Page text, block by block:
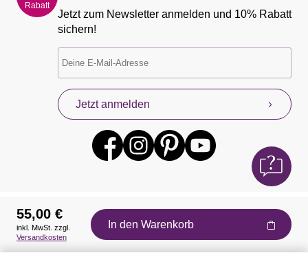
Rabatt
Jetzt zum Newsletter anmelden und 10% Rabatt
sichern!
Jetzt anmelden
Auszeichnungen
55,00 €
inkl. MwSt. zzgl.
Versandkosten
In den Warenkorb